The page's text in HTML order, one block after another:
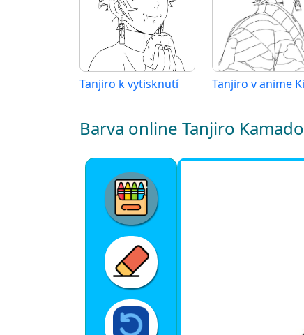
Tanjiro k vytisknutí
Barva online Tanjiro Kamado